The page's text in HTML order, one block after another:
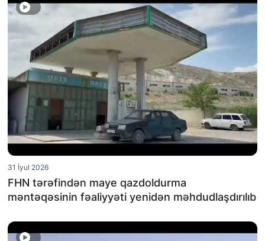
31 İyul 2026
FHN tərəfindən maye qazdoldurma
məntəqəsinin fəaliyyəti yenidən məhdudlaşdırılıb